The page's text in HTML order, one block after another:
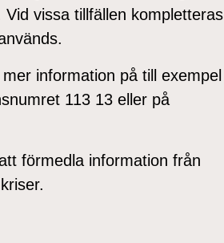
vissa tillfällen kompletteras
information på till exempel
113 13 eller på
förmedla information från